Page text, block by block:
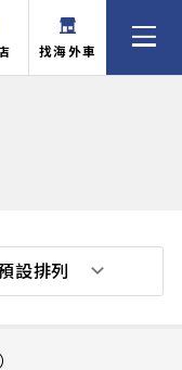
找海外車
設排列